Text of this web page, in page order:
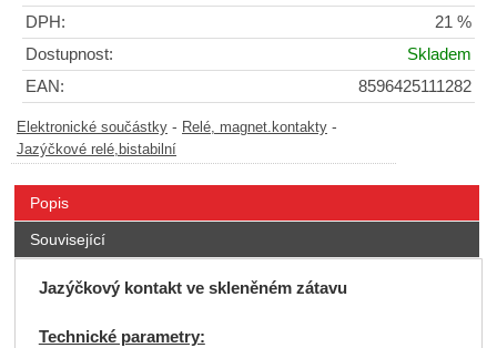
DPH:
21 %
Dostupnost:
Skladem
EAN:
8596425111282
Elektronické součástky - Relé, magnet.kontakty -
Jazýčkové relé,bistabilní
Popis
Související
Jazýčkový kontakt ve skleněném zátavu
Technické parametry: